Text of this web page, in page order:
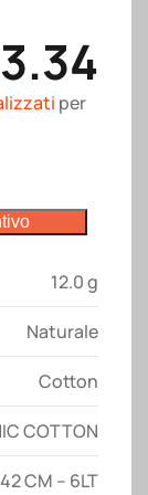
3.34
per
12.0 g
Naturale
Cotton
COTTON
CM – 6LT